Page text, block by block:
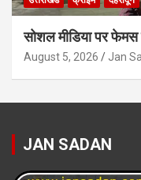
सोशल मीडिया पर फेमस
August 5, 2026 Jan
JAN SADAN